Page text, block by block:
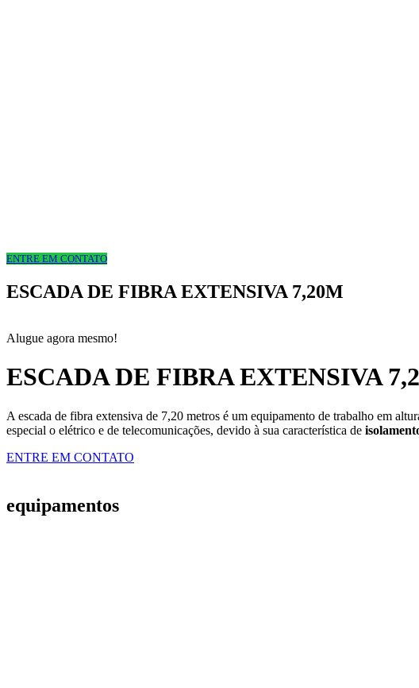
ENTRE EM CONTATO
ESCADA DE FIBRA EXTENSIVA 7,20M
Alugue agora mesmo!
ESCADA DE FIBRA EXTENSIVA
A escada de fibra extensiva de 7,20 metros é um equipamento de trabalho em
especial o elétrico e de telecomunicações, devido à sua característica de
ENTRE EM CONTATO
equipamentos